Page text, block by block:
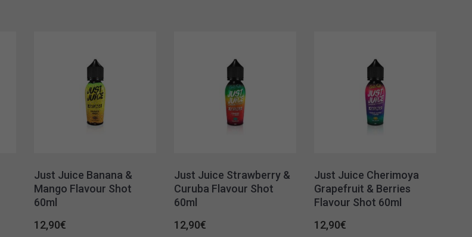
Just Juice Banana &
Mango Flavour Shot
60ml
12,90€
Just Juice Strawberry &
Curuba Flavour Shot
60ml
12,90€
Just Juice Cherimoya
Grapefruit & Berries
Flavour Shot 60ml
12,90€